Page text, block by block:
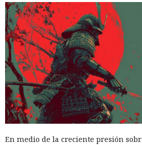
En medio de la creciente presión